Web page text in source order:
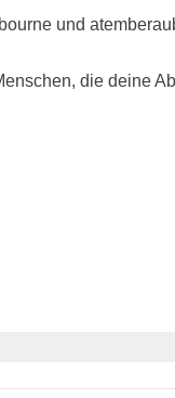
und
die deine